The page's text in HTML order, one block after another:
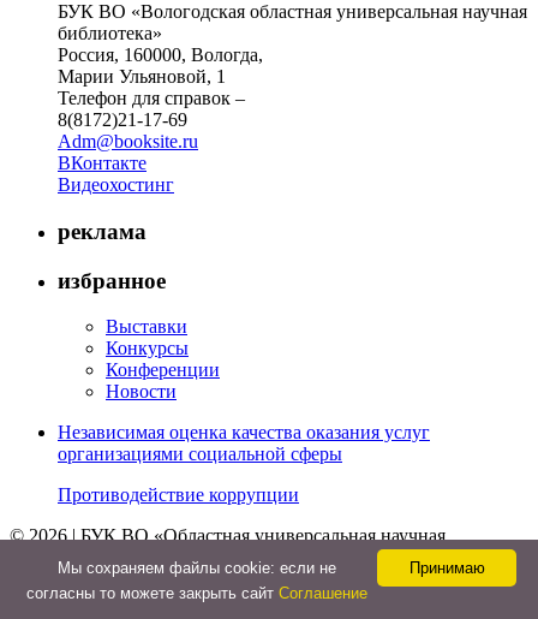
БУК ВО «Вологодская областная универсальная научная
библиотека»
Россия, 160000, Вологда,
Марии Ульяновой, 1
Телефон для справок –
8(8172)21-17-69
Adm@booksite.ru
ВКонтакте
Видеохостинг
реклама
избранное
Выставки
Конкурсы
Конференции
Новости
Независимая оценка качества оказания услуг
организациями социальной сферы
Противодействие коррупции
© 2026 | БУК ВО «Областная универсальная научная
библиотека»
Принимаю
Мы cохраняем файлы cookie: если не
согласны то можете закрыть сайт Соглашение